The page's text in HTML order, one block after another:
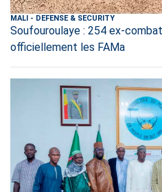
MALI - DEFENSE & SECURITY
Soufouroulaye : 254 ex-
officiellement les FAMa